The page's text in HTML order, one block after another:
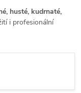
husté, kudrnaté,
i profesionální